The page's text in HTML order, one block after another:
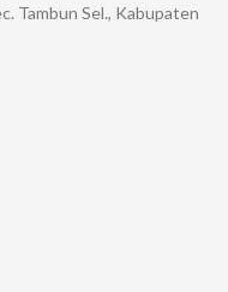
Tambun Sel., Kabupaten